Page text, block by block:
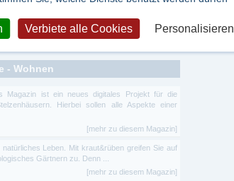
- Wohnen
Magazin ist ein neues digitales Projekt für die
Hierbei sollen alle Aspekte einer
[mehr zu diesem Magazin]
Leben. Mit kraut&rüben greifen Sie auf
Gärtnern zu. Denn ...
[mehr zu diesem Magazin]
Verbiete alle Cookies Personalisieren